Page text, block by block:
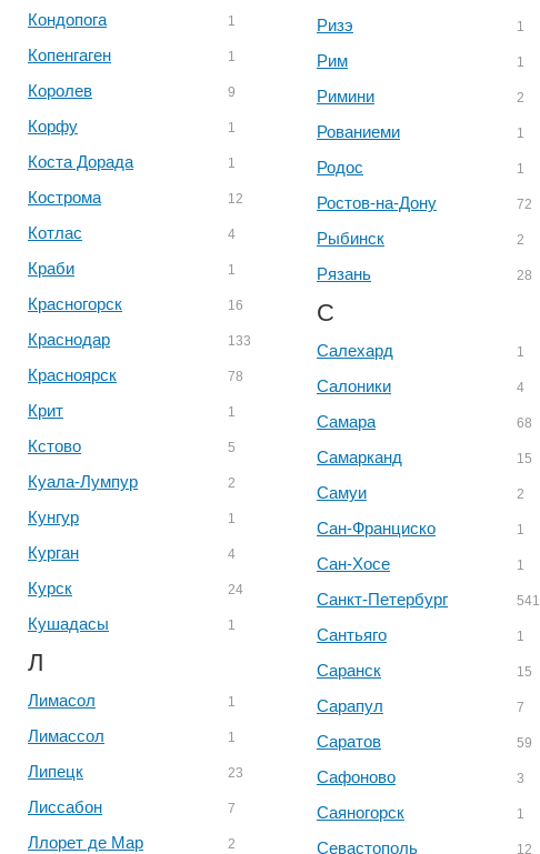
Кондопога 1
Копенгаген 1
Королев 9
Корфу 1
Коста Дорада 1
Кострома 12
Котлас 4
Краби 1
Красногорск 16
Краснодар 133
Красноярск 78
Крит 1
Кстово 5
Куала-Лумпур 2
Кунгур 1
Курган 4
Курск 24
Кушадасы 1
Л
Лимасол 1
Лимассол 1
Липецк 23
Лиссабон 7
Ллорет де Мар 2
Ризэ 1
Рим 1
Римини 2
Рованиеми 1
Родос 1
Ростов-на-Дону 72
Рыбинск 2
Рязань 28
С
Салехард 1
Салоники 4
Самара 68
Самарканд 15
Самуи 2
Сан-Франциско 1
Сан-Хосе 1
Санкт-Петербург 541
Сантьяго 1
Саранск 15
Сарапул 7
Саратов 59
Сафоново 3
Саяногорск 1
Севастополь 12